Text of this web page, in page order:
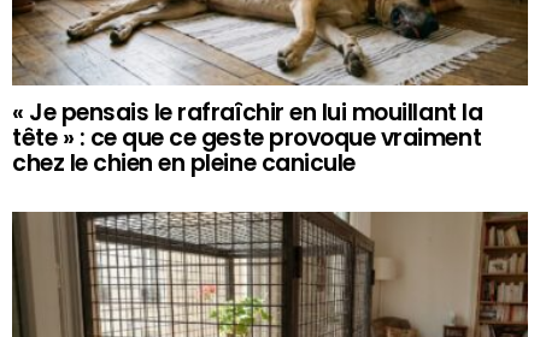
« Je pensais le rafraîchir en lui mouillant la
tête » : ce que ce geste provoque vraiment
chez le chien en pleine canicule